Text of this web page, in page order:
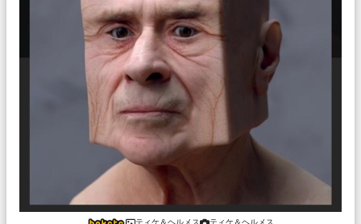
ティケ＆ヘルメス ティケ＆ヘルメス